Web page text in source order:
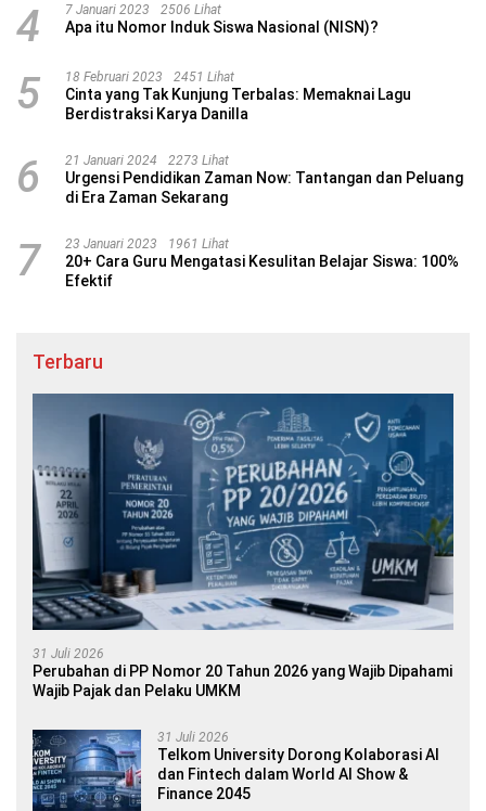
4 7 Januari 2023 2506 Lihat
Apa itu Nomor Induk Siswa Nasional (NISN)?
5 18 Februari 2023 2451 Lihat
Cinta yang Tak Kunjung Terbalas: Memaknai Lagu
Berdistraksi Karya Danilla
6 21 Januari 2024 2273 Lihat
Urgensi Pendidikan Zaman Now: Tantangan dan Peluang
di Era Zaman Sekarang
7 23 Januari 2023 1961 Lihat
20+ Cara Guru Mengatasi Kesulitan Belajar Siswa: 100%
Efektif
Terbaru
31 Juli 2026
Perubahan di PP Nomor 20 Tahun 2026 yang Wajib Dipahami
Wajib Pajak dan Pelaku UMKM
31 Juli 2026
Telkom University Dorong Kolaborasi AI
dan Fintech dalam World AI Show &
Finance 2045